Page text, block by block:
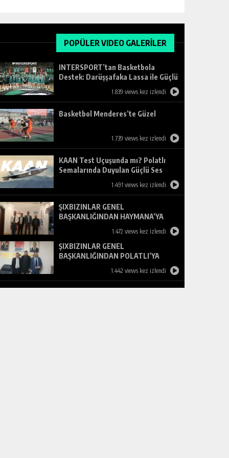
POPÜLER VIDEO GALERİLER
INTERSPORT’tan Basketbola
Destek: Darüşşafaka Lassa ile Güçlü
1.839 views kez izlendi
Basketbol Menderes’te Güzel
1.739 views kez izlendi
KAAN Test Uçuşunda mı? Polatlı
Semalarında Duyulan Güçlü Ses
1.491 views kez izlendi
ŞIXBIZINLAR GENEL
BAŞKANLIĞINDAN HAYMANA’YA
1.472 views kez izlendi
ŞIXBIZINLAR GENEL
BAŞKANLIĞINDAN POLATLI’YA
1.442 views kez izlendi